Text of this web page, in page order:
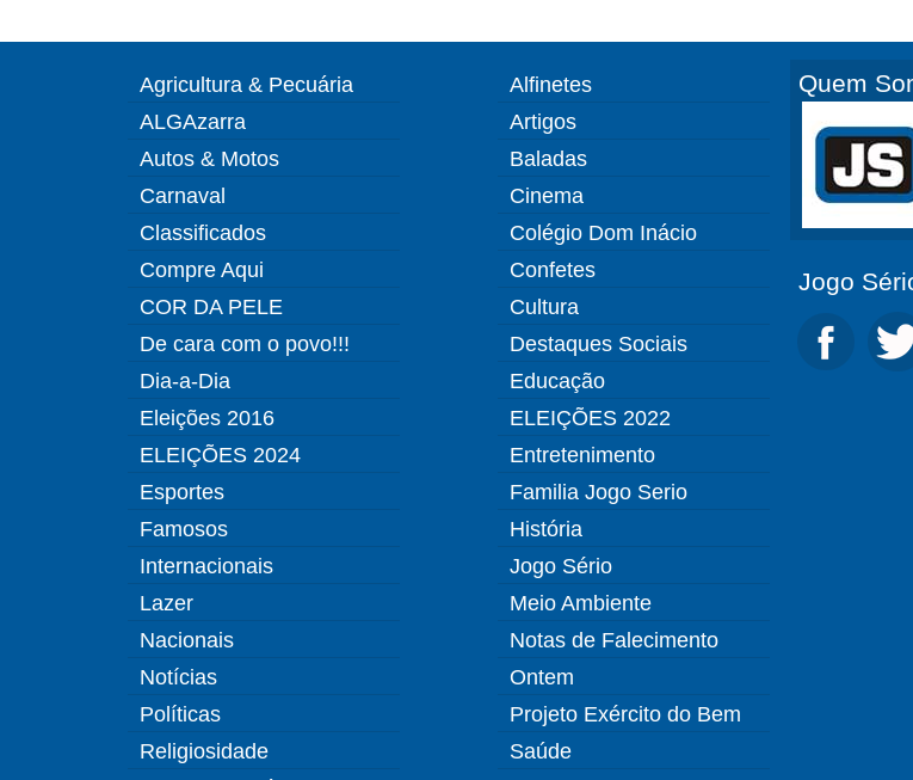
Agricultura & Pecuária
ALGAzarra
Autos & Motos
Carnaval
Classificados
Compre Aqui
COR DA PELE
De cara com o povo!!!
Dia-a-Dia
Eleições 2016
ELEIÇÕES 2024
Esportes
Famosos
Internacionais
Lazer
Nacionais
Notícias
Políticas
Religiosidade
Alfinetes
Artigos
Baladas
Cinema
Colégio Dom Inácio
Confetes
Cultura
Destaques Sociais
Educação
ELEIÇÕES 2022
Entretenimento
Familia Jogo Serio
História
Jogo Sério
Meio Ambiente
Notas de Falecimento
Ontem
Projeto Exército do Bem
Saúde
Quem
Jogo